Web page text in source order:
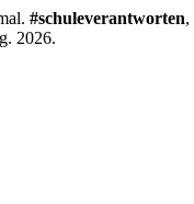
#schuleverantworten,
2026.